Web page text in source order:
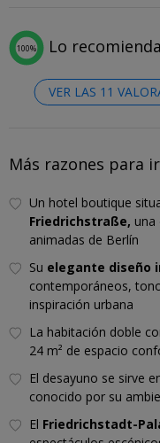
100% Lo
VER LAS 11
Más razones para ir
Un hotel boutique
Friedrichstraße, una
animadas de Berlín
Su elegante diseño
contemporáneos,
inspiración urbana
La habitación doble
24 m² de espacio
El desayuno se sirve
conocido por su
El Friedrichstadt-